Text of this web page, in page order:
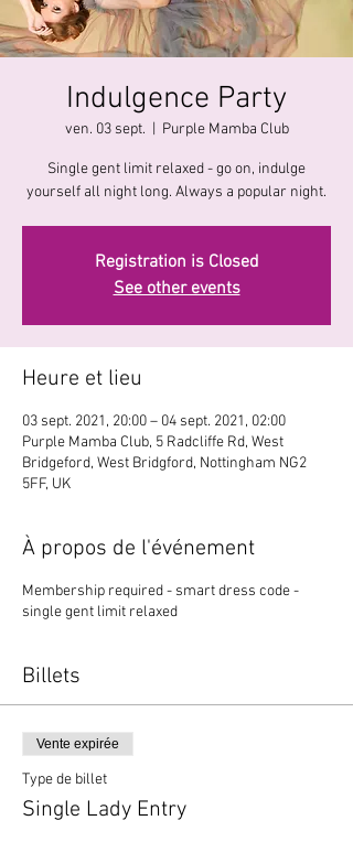
Indulgence Party
ven. 03 sept. Purple Mamba Club
Single gent limit relaxed - go on, indulge
Registration is Closed
See other events
Heure et lieu
03 sept. 2021, 20:00 – 04 sept. 2021, 02:00
Purple Mamba Club, 5 Radcliffe Rd, West
Bridgeford, West Bridgford, Nottingham NG2
5FF, UK
À propos de l'événement
Membership required - smart dress code -
single gent limit relaxed
Billets
Vente expirée
Type de billet
Single Lady Entry